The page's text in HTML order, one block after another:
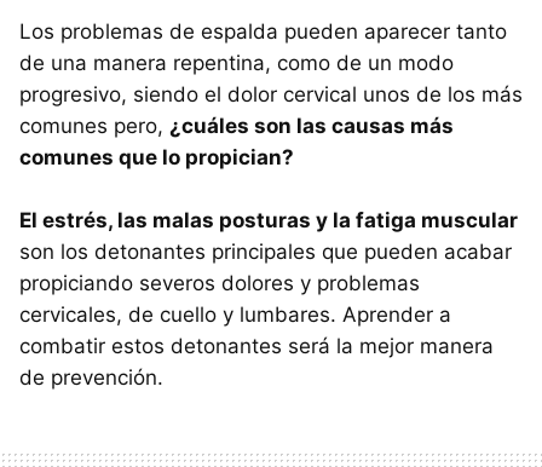
Los problemas de espalda pueden aparecer tanto
de una manera repentina, como de un modo
progresivo, siendo el dolor cervical unos de los más
comunes pero, ¿cuáles son las causas más
comunes que lo propician?
El estrés, las malas posturas y la fatiga muscular
son los detonantes principales que pueden acabar
propiciando severos dolores y problemas
cervicales, de cuello y lumbares. Aprender a
combatir estos detonantes será la mejor manera
de prevención.